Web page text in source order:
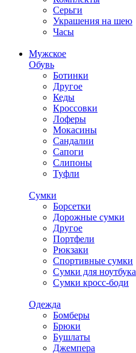
Серьги
Украшения на шею
Часы
Мужское
Обувь
Ботинки
Другое
Кеды
Кроссовки
Лоферы
Мокасины
Сандалии
Сапоги
Слипоны
Туфли
Сумки
Борсетки
Дорожные сумки
Другое
Портфели
Рюкзаки
Спортивные сумки
Сумки для ноутбука
Сумки кросс-боди
Одежда
Бомберы
Брюки
Бушлаты
Джемпера